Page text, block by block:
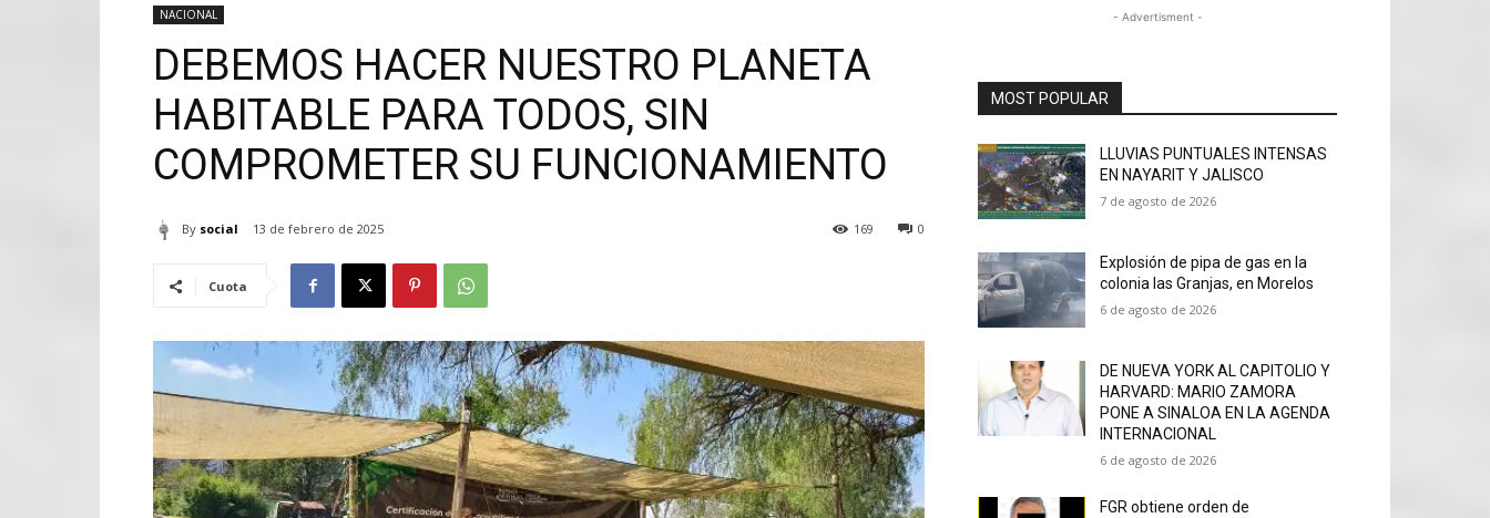
NACIONAL
DEBEMOS HACER NUESTRO PLANETA
HABITABLE PARA TODOS, SIN
COMPROMETER SU FUNCIONAMIENTO
By social 13 de febrero de 2025 0
169
Cuota
- Advertisment -
MOST POPULAR
LLUVIAS PUNTUALES INTENSAS
EN NAYARIT Y JALISCO
7 de agosto de 2026
Explosión de pipa de gas en la
colonia las Granjas, en Morelos
6 de agosto de 2026
DE NUEVA YORK AL CAPITOLIO Y
HARVARD: MARIO ZAMORA
PONE A SINALOA EN LA AGENDA
INTERNACIONAL
6 de agosto de 2026
FGR obtiene orden de